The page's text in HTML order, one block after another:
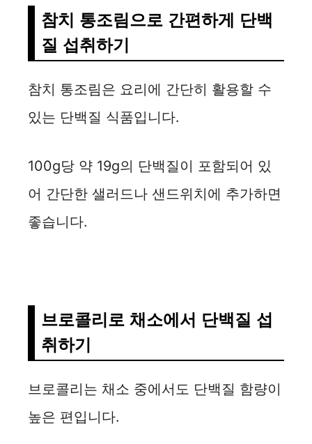
참치 통조림으로 간편하게 단백
질 섭취하기
참치 통조림은 요리에 간단히 활용할 수
있는 단백질 식품입니다.
100g당 약 19g의 단백질이 포함되어 있
어 간단한 샐러드나 샌드위치에 추가하면
좋습니다.
브로콜리로 채소에서 단백질 섭
취하기
브로콜리는 채소 중에서도 단백질 함량이
높은 편입니다.